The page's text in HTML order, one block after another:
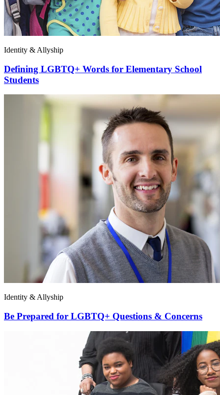
Identity & Allyship
Defining LGBTQ+ Words for Elementary School
Students
Identity & Allyship
Be Prepared for LGBTQ+ Questions & Concerns